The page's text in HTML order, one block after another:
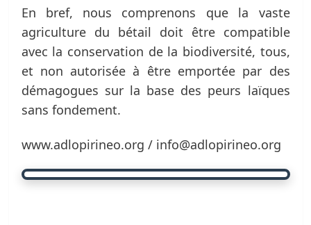
En bref, nous comprenons que la vaste
agriculture du bétail doit être compatible
avec la conservation de la biodiversité, tous,
et non autorisée à être emportée par des
démagogues sur la base des peurs laïques
sans fondement.
www.adlopirineo.org / info@adlopirineo.org